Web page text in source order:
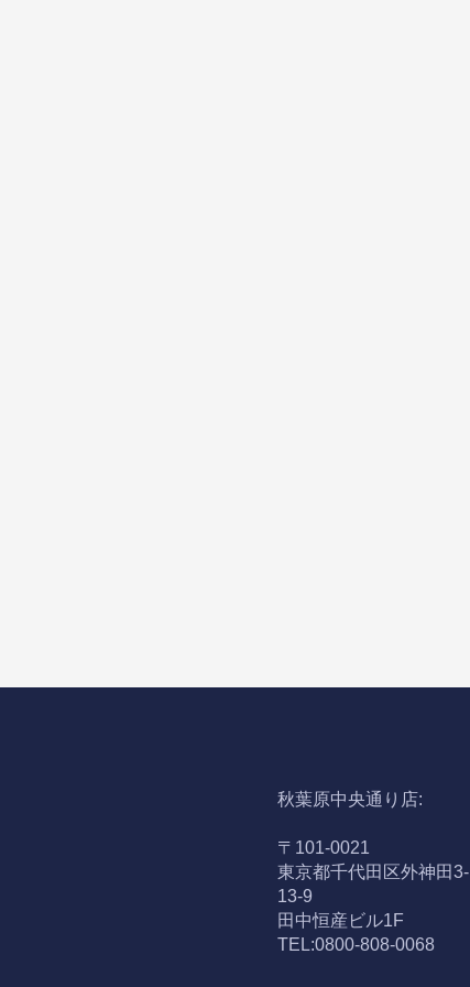
秋葉原中央通り店:
〒101-0021
東京都千代田区外神田3-
13-9
田中恒産ビル1F
TEL:0800-808-0068